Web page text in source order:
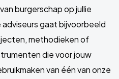
burgerschap op jullie
gaat bijvoorbeeld
methodieken of
die voor jouw
van één van onze